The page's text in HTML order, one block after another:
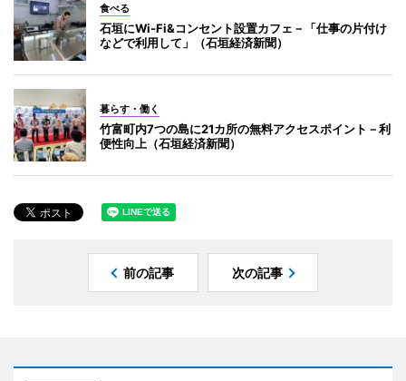
食べる
石垣にWi-Fi&コンセント設置カフェ－「仕事の片付け
などで利用して」（石垣経済新聞）
暮らす・働く
竹富町内7つの島に21カ所の無料アクセスポイント－利
便性向上（石垣経済新聞）
前の記事 次の記事